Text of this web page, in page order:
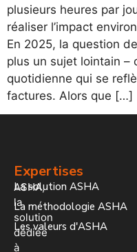
plusieurs heures par
réaliser l’impact
En 2025, la question
plus un sujet lointain –
quotidienne qui se
factures. Alors que […]
ASHA,
la
solution
dédiée
à
Expertises
La solution ASHA
La méthodologie ASHA
Les valeurs d'ASHA